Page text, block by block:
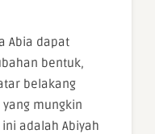
Abia dapat
bentuk,
belakang
mungkin
adalah Abiyah